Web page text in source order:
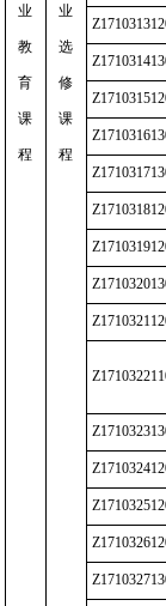
业
教
育
课
程
业
选
修
课
程